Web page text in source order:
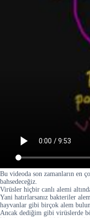
Bu videoda son zamanların en
bahsedeceğiz.
Virüsler hiçbir canlı alemi
Yani hatırlarsanız bakteriler
hayvanlar gibi birçok alem
Ancak dediğim gibi virüslerde